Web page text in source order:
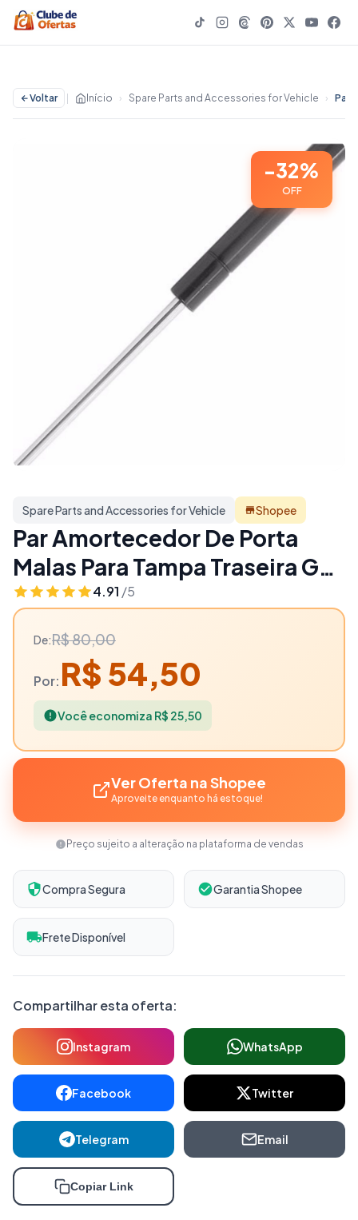
Voltar Início › Spare Parts and Accessories for Vehicle ›
-32%
OFF
Spare Parts and Accessories for Vehicle Shopee
Par Amortecedor De Porta
Malas Para Tampa Traseira Gol
G3 / G4 2000 Até Ano 2007 -
32% OFF | Spare Parts and
Accessories for Vehicle
4.91 /5
De:R$ 80,00
Por: R$ 54,50
Você economiza R$ 25,50
Ver Oferta na Shopee
Aproveite enquanto há estoque!
Preço sujeito a alteração na plataforma de vendas
Compra Segura Garantia Shopee
Frete Disponível
Compartilhar esta oferta:
Instagram WhatsApp
Facebook Twitter
Telegram Email
Copiar Link